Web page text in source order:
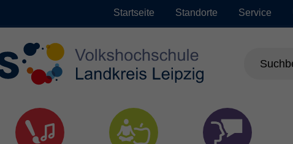
Startseite Standorte Service